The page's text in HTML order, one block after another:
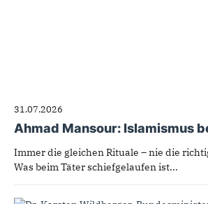
31.07.2026
Ahmad Mansour: Islamismus
Immer die gleichen Rituale – nie die
Was beim Täter schiefgelaufen ist...